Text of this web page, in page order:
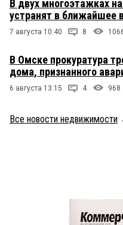
В двух многоэтажках
устранят в ближайшее
7 августа 10:40 8
В Омске прокуратура
дома, признанного
6 августа 13:15 4 968
Все новости недвижимости